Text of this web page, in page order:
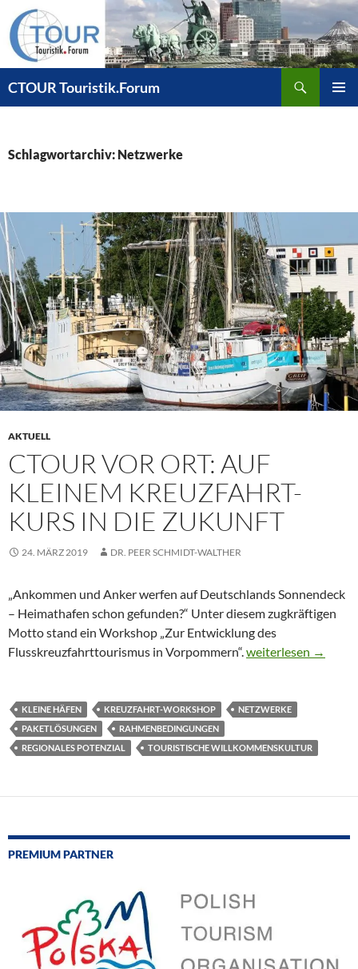
Zum
Inhalt
springen
CTOUR Touristik.Forum
Schlagwortarchiv: Netzwerke
AKTUELL
CTOUR VOR ORT: AUF
KLEINEM KREUZFAHRT-
KURS IN DIE ZUKUNFT
24. MÄRZ 2019 DR. PEER SCHMIDT-WALTHER
„Ankommen und Anker werfen auf Deutschlands Sonnendeck
– Heimathafen schon gefunden?“ Unter diesem zugkräftigen
Motto stand ein Workshop „Zur Entwicklung des
Flusskreuzfahrttourismus in Vorpommern“.Ctour vor Ort: Auf
weiterlesen →
KLEINE HÄFEN KREUZFAHRT-WORKSHOP
NETZWERKE
PAKETLÖSUNGEN
RAHMENBEDINGUNGEN
REGIONALES POTENZIAL
TOURISTISCHE WILLKOMMENSKULTUR
PREMIUM PARTNER